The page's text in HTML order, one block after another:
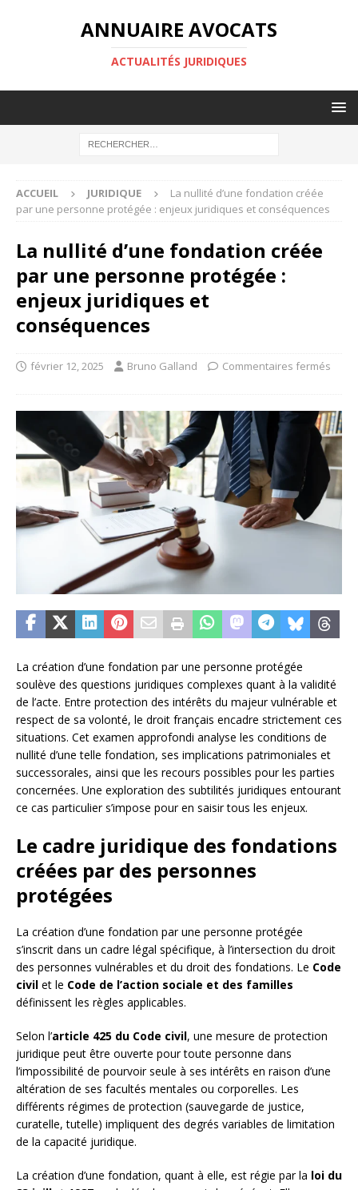
ANNUAIRE AVOCATS
ACTUALITÉS JURIDIQUES
ACCUEIL JURIDIQUE
La nullité d’une fondation créée
par une personne protégée : enjeux juridiques et conséquences
La nullité d’une fondation créée
par une personne protégée :
enjeux juridiques et
conséquences
février 12, 2025 Bruno Galland Commentaires fermés
La création d’une fondation par une personne protégée
soulève des questions juridiques complexes quant à la validité
de l’acte. Entre protection des intérêts du majeur vulnérable et
respect de sa volonté, le droit français encadre strictement ces
situations. Cet examen approfondi analyse les conditions de
nullité d’une telle fondation, ses implications patrimoniales et
successorales, ainsi que les recours possibles pour les parties
concernées. Une exploration des subtilités juridiques entourant
ce cas particulier s’impose pour en saisir tous les enjeux.
Le cadre juridique des fondations
créées par des personnes
protégées
La création d’une fondation par une personne protégée
s’inscrit dans un cadre légal spécifique, à l’intersection du droit
des personnes vulnérables et du droit des fondations. Le Code
civil et le Code de l’action sociale et des familles
définissent les règles applicables.
Selon l’article 425 du Code civil, une mesure de protection
juridique peut être ouverte pour toute personne dans
l’impossibilité de pourvoir seule à ses intérêts en raison d’une
altération de ses facultés mentales ou corporelles. Les
différents régimes de protection (sauvegarde de justice,
curatelle, tutelle) impliquent des degrés variables de limitation
de la capacité juridique.
La création d’une fondation, quant à elle, est régie par la loi du